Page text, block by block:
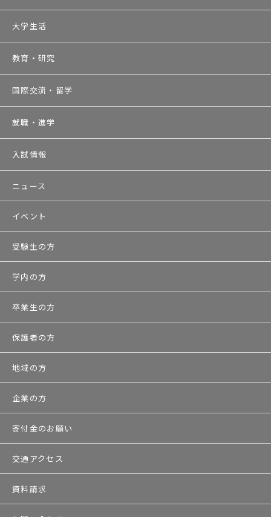
大学生活
教育・研究
国際交流・留学
就職・進学
入試情報
ニュース
イベント
受験生の方
学内の方
卒業生の方
保護者の方
地域の方
企業の方
寄付金のお願い
交通アクセス
資料請求